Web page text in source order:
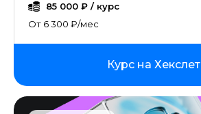
85 000 ₽ / курс
От 6 300 ₽/мес
Курс на Хекслет